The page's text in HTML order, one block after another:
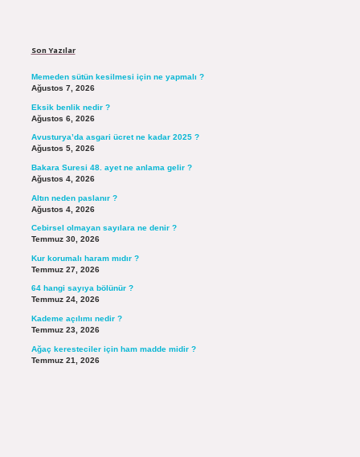
Son Yazılar
Memeden sütün kesilmesi için ne yapmalı ?
Ağustos 7, 2026
Eksik benlik nedir ?
Ağustos 6, 2026
Avusturya’da asgari ücret ne kadar 2025 ?
Ağustos 5, 2026
Bakara Suresi 48. ayet ne anlama gelir ?
Ağustos 4, 2026
Altın neden paslanır ?
Ağustos 4, 2026
Cebirsel olmayan sayılara ne denir ?
Temmuz 30, 2026
Kur korumalı haram mıdır ?
Temmuz 27, 2026
64 hangi sayıya bölünür ?
Temmuz 24, 2026
Kademe açılımı nedir ?
Temmuz 23, 2026
Ağaç keresteciler için ham madde midir ?
Temmuz 21, 2026